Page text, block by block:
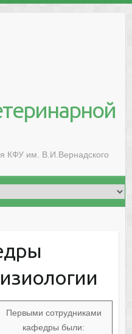
КФУ им. В.И.Вернадского
Первыми сотрудниками
кафедры были: